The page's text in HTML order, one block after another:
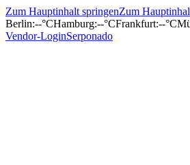
Zum Hauptinhalt springenZum
Berlin:--°CHamburg:--°CFrankfurt:--°C
Vendor-LoginSerponado